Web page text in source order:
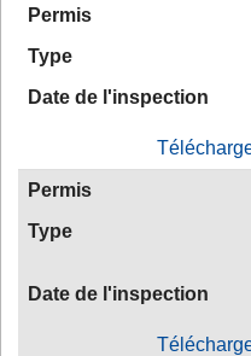
Permis
Type
Date de l'inspection
Permis
Type
Date de l'inspection